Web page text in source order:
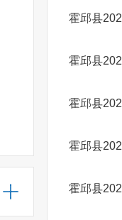
霍邱县
霍邱县
霍邱县
霍邱县
霍邱县